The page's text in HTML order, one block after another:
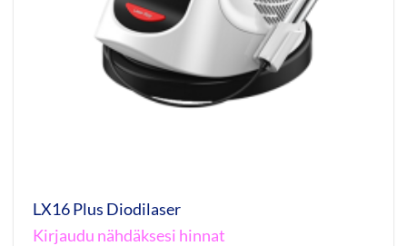
LX16 Plus Diodilaser
Kirjaudu nähdäksesi hinnat